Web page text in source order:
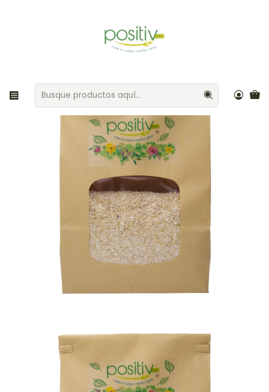
Cereales / Semillas Salvado de Avena 500gr Positiv